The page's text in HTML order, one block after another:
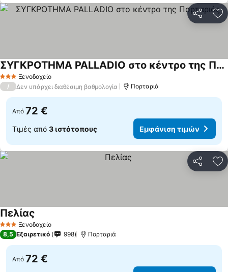
3 ΑστέριαΞενοδοχείο
ΣΥΓΚΡΟΤΗΜΑ PALLADIO στο κέντρο της Πορταριάς
/ Δεν υπάρχει διαθέσιμη βαθμολογία Πορταριά
Από 72 €
Τιμές από 3 ιστότοπους Εμφάνιση τιμών
3 ΑστέριαΞενοδοχείο
Πελίας
8,5 Εξαιρετικό 998 Πορταριά
Από 72 €